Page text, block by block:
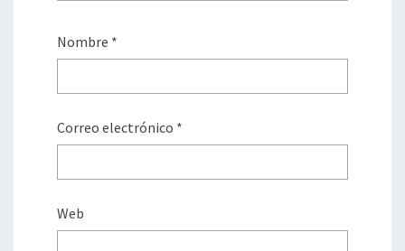
Nombre *
Correo electrónico *
Web